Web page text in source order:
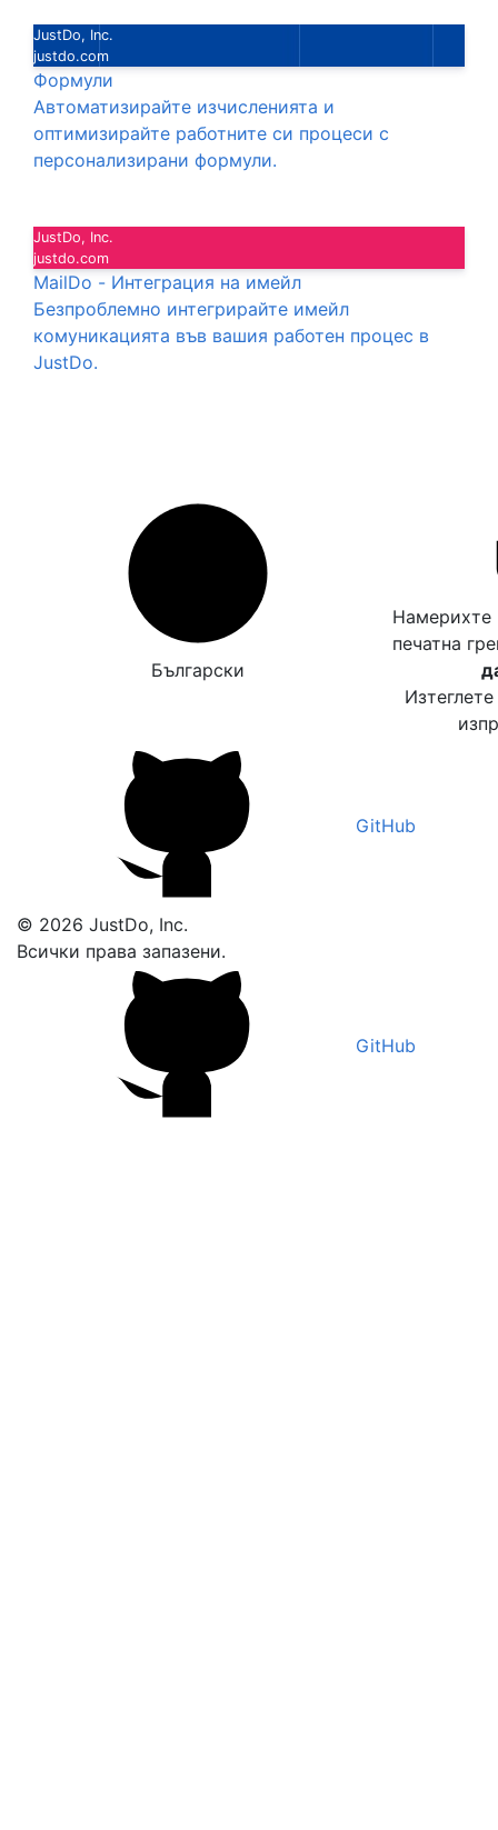
JustDo, Inc.
justdo.com
Формули
Автоматизирайте изчисленията и
оптимизирайте работните си процеси с
персонализирани формули.
JustDo, Inc.
justdo.com
MailDo - Интеграция на имейл
Безпроблемно интегрирайте имейл
комуникацията във вашия работен процес в
JustDo.
Български
Намерихте
печатна
GitHub
© 2026 JustDo, Inc.
Всички права запазени.
GitHub